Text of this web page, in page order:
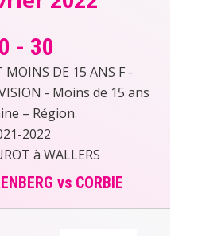
- 30
DE 15 ANS F -
- Moins de 15 ans
– Région
2022
à WALLERS
vs CORBIE